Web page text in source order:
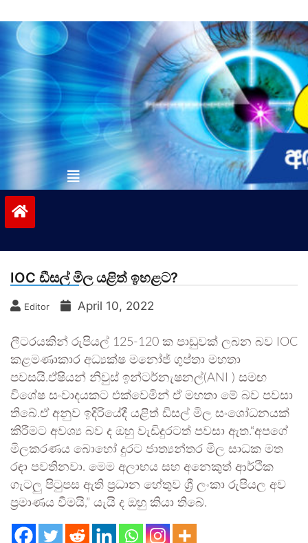
to
contentvinivida.lk
IOC ඩීසල් මිල යළිත් ඉහළට?
Editor April 10, 2022
ලීටරයකින් රුපියල් 125-120 ක පාඩුවක් ලබන බව IOC
කළමණාකාර අධ්‍යක්ෂ මනෝජ් ගුප්තා මහතා
පවසයි.ඒෂියන් නිවුස් ඉන්ටර්නැෂනල්(ANI ) සමඟ
විශේෂ සංවාදයකට එක්වෙමින් ඒ මහතා මේ බව පවසා
තිබේ.ඒ අනුව ඉදිරියේදී යළිත් ඩීසල් මිල සංශෝධනයක්
කිරීමට අවශ්‍ය බව ද ඔහු වැඩිදුරටත් පවසා ඇත.“අපගේ
මිලකරණය බොහෝ දුරට ජාත්‍යන්තර මිල සාධක මත
රඳා පවතිනවා. මෙම අලාභය සහ අනෙකුත් ආර්ථික
ගැටලු පිටුපස ඇති ප්‍රධාන හේතුව ශ්‍රී ලංකා රුපියල අව
ප්‍රමාණය වීමයි,” යැයි ද ඔහු කියා තිබේ.